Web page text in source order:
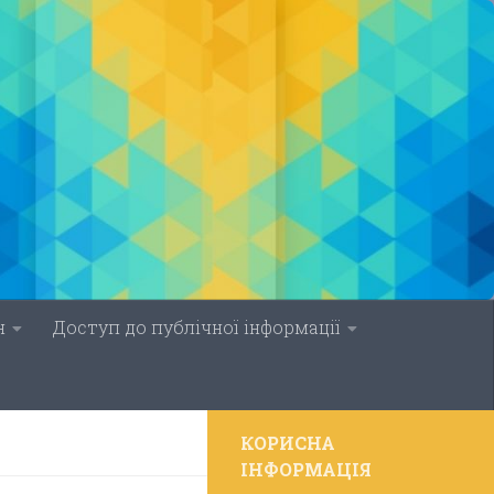
Доступ до публічної інформації
КОРИСНА
ІНФОРМАЦІЯ